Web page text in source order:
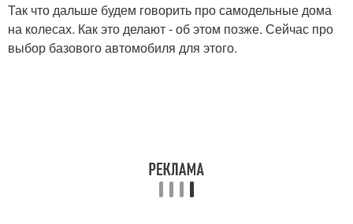
Так что дальше будем говорить про самодельные дома
на колесах. Как это делают - об этом позже. Сейчас про
выбор базового автомобиля для этого.